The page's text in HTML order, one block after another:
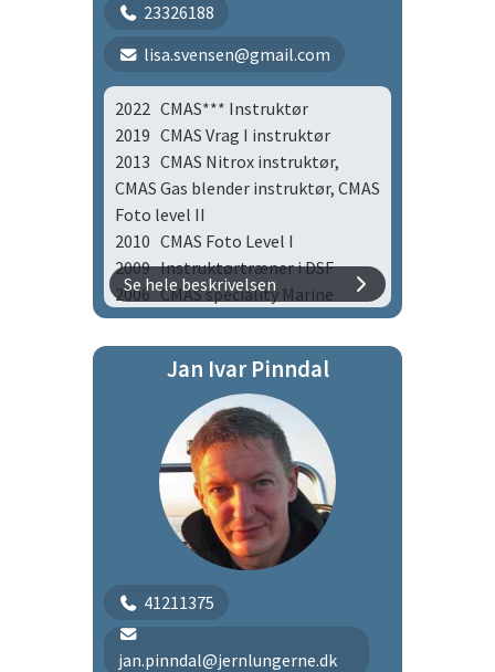
Instructor
2012 CMAS* Snorkel Diver
2011 CMAS* Scuba Diver
2011 CMAS*** Snorkel Diver
2010 CMAS** Snorkel Diver
2010 CMAS* Snorkel Diver
23326188
lisa.svensen@gmail.com
2022 CMAS*** Instruktør
2019 CMAS Vrag I instruktør
2013 CMAS Nitrox instruktør,
CMAS Gas blender instruktør, CMAS
Foto level II
2010 CMAS Foto Level I
2009 Instruktørtræner i DSF
2006 CMAS speciality Marine
Biology
2005 CMAS Gas blender & Tec.
2004 CMAS** Instruktør
2003 CMAS * Instruktør, CMAS
Basic Nitrox
2002 CMAS*** Sportsdykker
1998 CMAS** Sportsdykker
1995 SSI Open Water
Se hele beskrivelsen
Jan Ivar Pinndal
41211375
jan.pinndal@jernlungerne.dk